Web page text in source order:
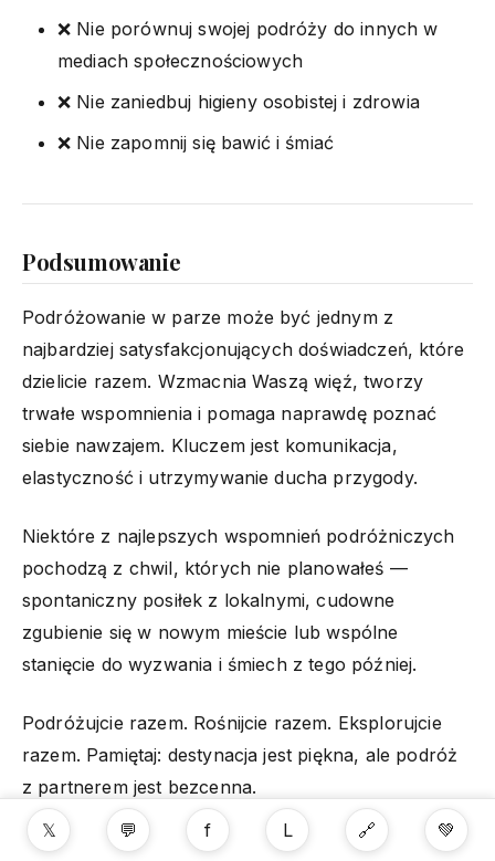
❌ Nie porównuj swojej podróży do innych w
mediach społecznościowych
❌ Nie zaniedbuj higieny osobistej i zdrowia
❌ Nie zapomnij się bawić i śmiać
Podsumowanie
Podróżowanie w parze może być jednym z
najbardziej satysfakcjonujących doświadczeń, które
dzielicie razem. Wzmacnia Waszą więź, tworzy
trwałe wspomnienia i pomaga naprawdę poznać
siebie nawzajem. Kluczem jest komunikacja,
elastyczność i utrzymywanie ducha przygody.
Niektóre z najlepszych wspomnień podróżniczych
pochodzą z chwil, których nie planowałeś —
spontaniczny posiłek z lokalnymi, cudowne
zgubienie się w nowym mieście lub wspólne
stanięcie do wyzwania i śmiech z tego później.
Podróżujcie razem. Rośnijcie razem. Eksplorujcie
razem. Pamiętaj: destynacja jest piękna, ale podróż
z partnerem jest bezcenna.
Szczęśliwej podróży, gołąbki!
𝕏 💬 f L 🔗 💚